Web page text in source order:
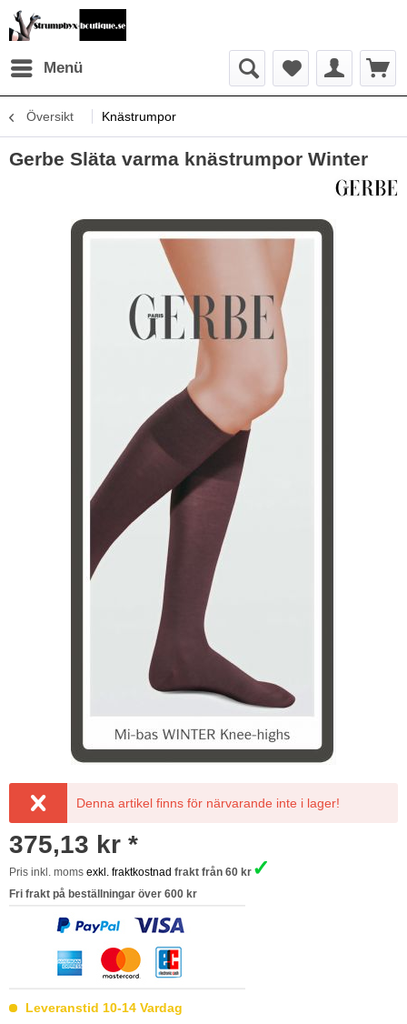
Menü
Översikt Knästrumpor
Gerbe Släta varma knästrumpor Winter
Denna artikel finns för närvarande inte i lager!
375,13 kr *
Pris inkl. moms exkl. fraktkostnad frakt från 60 kr ✓
Fri frakt på beställningar över 600 kr
Leveranstid 10-14 Vardag